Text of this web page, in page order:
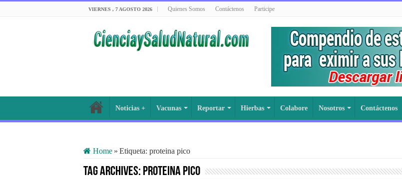
VIERNES , 7 AGOSTO 2026 Quienes Somos Contáctenos Participe
Noticias + Vacunas Reportar Hierbas Colabore Nosotros Contáctenos
Home » Etiqueta: proteina pico
Tag Archives: proteina pico